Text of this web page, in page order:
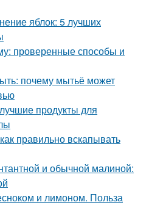
яблок: 5 лучших
проверенные способы и
почему мытьё может
продукты для
правильно вскапывать
и обычной малиной:
и лимоном. Польза